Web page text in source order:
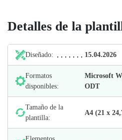
Detalles de la
Diseñado: 15.04.2026
Formatos
disponibles:
Microsoft
ODT
Tamaño de la
plantilla:
А4 (21 х